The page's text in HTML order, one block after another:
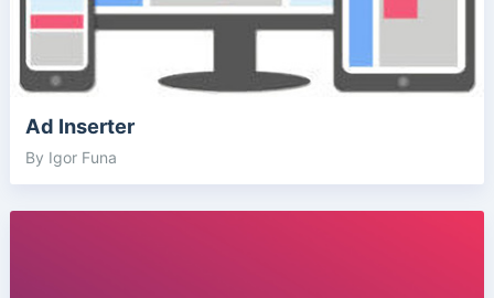
Ad Inserter
By Igor Funa